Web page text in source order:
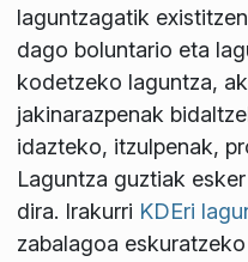
laguntzagatik
dago boluntario eta
kodetzeko laguntza,
jakinarazpenak
idazteko, itzulpenak,
Laguntza guztiak
dira. Irakurri KDEri
zabalagoa